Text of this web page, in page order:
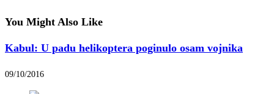
You Might Also Like
Kabul: U padu helikoptera poginulo osam vojnika
09/10/2016